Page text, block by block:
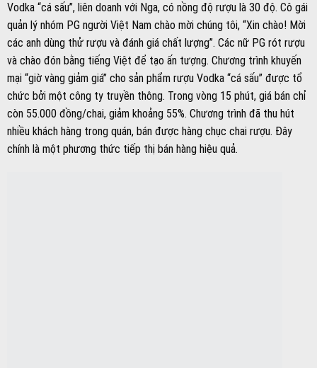
Vodka “cá sấu”, liên doanh với Nga, có nồng độ rượu là 30 độ. Cô gái
quản lý nhóm PG người Việt Nam chào mời chúng tôi, “Xin chào! Mời
các anh dùng thử rượu và đánh giá chất lượng”. Các nữ PG rót rượu
và chào đón bằng tiếng Việt để tạo ấn tượng. Chương trình khuyến
mại “giờ vàng giảm giá” cho sản phẩm rượu Vodka “cá sấu” được tổ
chức bởi một công ty truyền thông. Trong vòng 15 phút, giá bán chỉ
còn 55.000 đồng/chai, giảm khoảng 55%. Chương trình đã thu hút
nhiều khách hàng trong quán, bán được hàng chục chai rượu. Đây
chính là một phương thức tiếp thị bán hàng hiệu quả.